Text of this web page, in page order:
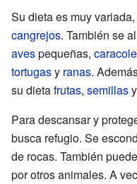
Su dieta es muy
cangrejos. También se
avespequeñas,
tortugasy ranas.
su dietafrutas, semillas
Para descansar y
busca refugio. Se
de rocas. También
por otros animales. A